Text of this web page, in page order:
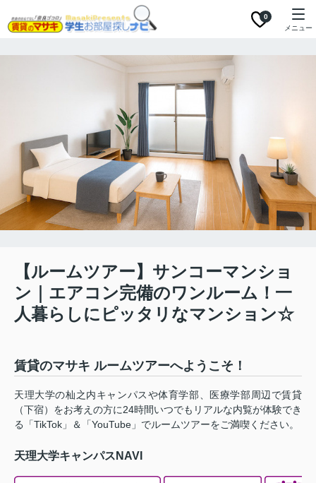
0
メニュー
【ルームツアー】サンコーマンショ
ン｜エアコン完備のワンルーム！一
人暮らしにピッタリなマンション☆
賃貸のマサキ ルームツアーへようこそ！
天理大学の杣之内キャンパスや体育学部、医療学部周辺で賃貸
（下宿）をお考えの方に24時間いつでもリアルな内覧が体験でき
る「TikTok」＆「YouTube」でルームツアーをご満喫ください。
天理大学キャンパスNAVI